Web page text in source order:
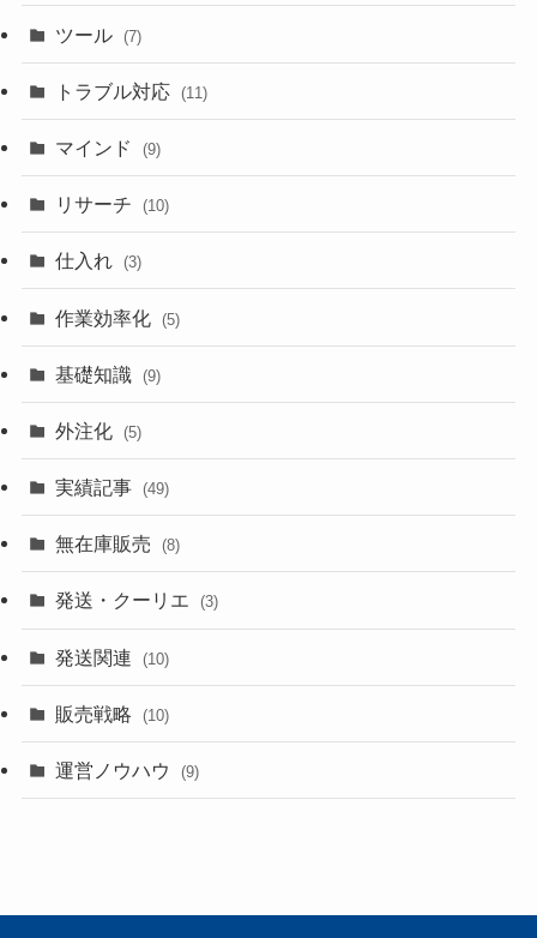
ツール (7)
トラブル対応 (11)
マインド (9)
リサーチ (10)
仕入れ (3)
作業効率化 (5)
基礎知識 (9)
外注化 (5)
実績記事 (49)
無在庫販売 (8)
発送・クーリエ (3)
発送関連 (10)
販売戦略 (10)
運営ノウハウ (9)